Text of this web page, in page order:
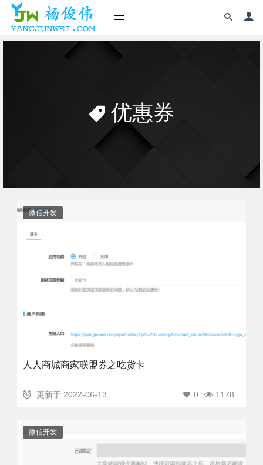
优惠券
微信开发
人人商城商家联盟券之吃货卡
更新于 2022-06-13 1178
0
微信开发